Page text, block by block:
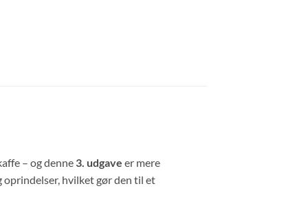
– og denne 3. udgave er mere
hvilket gør den til et